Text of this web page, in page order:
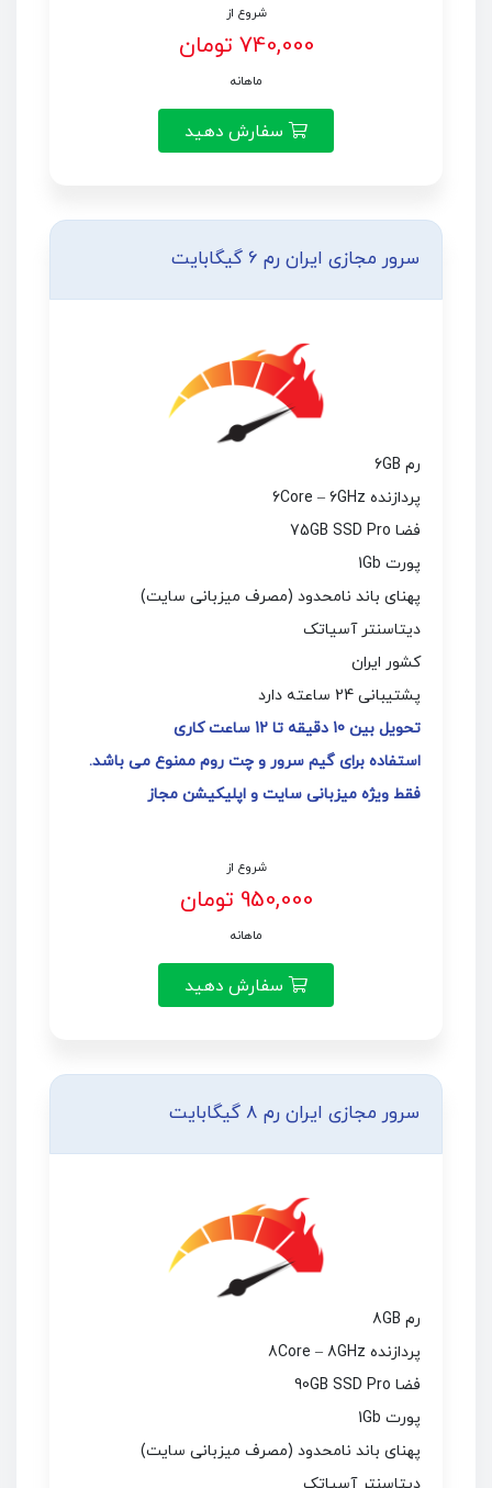
شروع از
740,000 تومان
ماهانه
سفارش دهید
سرور مجازی ایران رم 6 گیگابایت
رم 6GB
پردازنده 6Core – 6GHz
فضا 75GB SSD Pro
پورت 1Gb
پهنای باند نامحدود (مصرف میزبانی سایت)
دیتاسنتر آسیاتک
کشور ایران
پشتیبانی 24 ساعته دارد
تحویل بین 10 دقیقه تا 12 ساعت کاری
استفاده برای گیم سرور و چت روم ممنوع می باشد.
فقط ویژه میزبانی سایت و اپلیکیشن مجاز
شروع از
950,000 تومان
ماهانه
سفارش دهید
سرور مجازی ایران رم 8 گیگابایت
رم 8GB
پردازنده 8Core – 8GHz
فضا 90GB SSD Pro
پورت 1Gb
پهنای باند نامحدود (مصرف میزبانی سایت)